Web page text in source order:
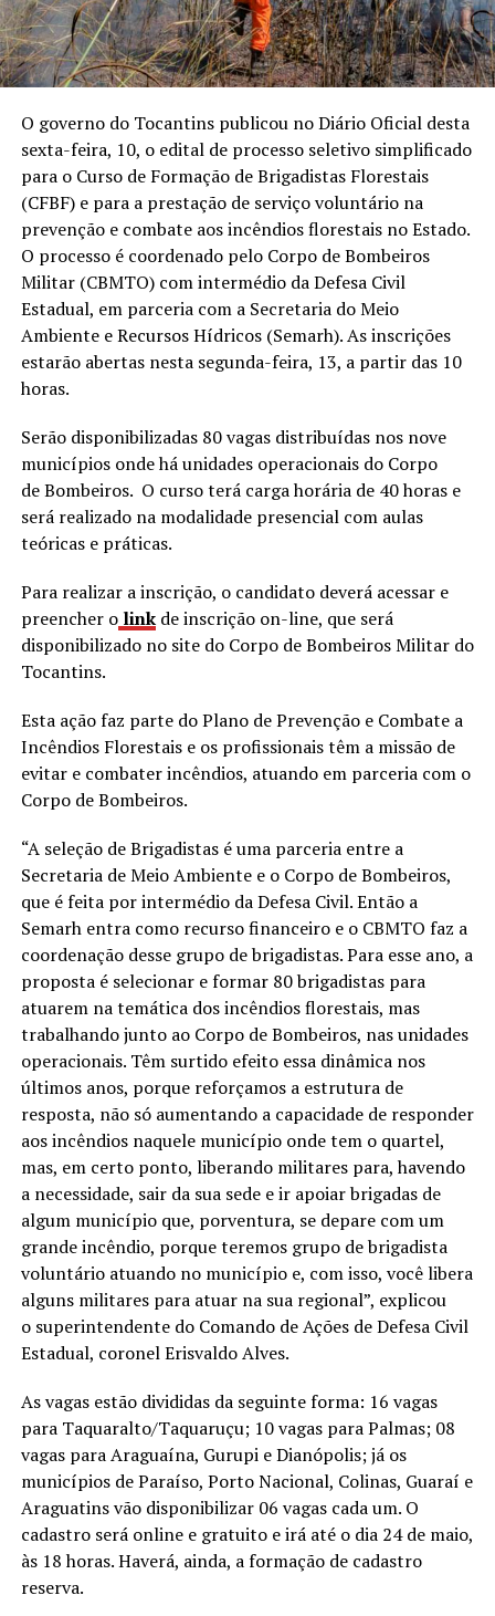
O governo do Tocantins publicou no Diário Oficial desta
sexta-feira, 10, o edital de processo seletivo simplificado
para o Curso de Formação de Brigadistas Florestais
(CFBF) e para a prestação de serviço voluntário na
prevenção e combate aos incêndios florestais no Estado.
O processo é coordenado pelo Corpo de Bombeiros
Militar (CBMTO) com intermédio da Defesa Civil
Estadual, em parceria com a Secretaria do Meio
Ambiente e Recursos Hídricos (Semarh). As inscrições
estarão abertas nesta segunda-feira, 13, a partir das 10
horas.
Serão disponibilizadas 80 vagas distribuídas nos nove
municípios onde há unidades operacionais do Corpo
de Bombeiros. O curso terá carga horária de 40 horas e
será realizado na modalidade presencial com aulas
teóricas e práticas.
Para realizar a inscrição, o candidato deverá acessar e
preencher o linkde inscrição on-line, que será
disponibilizado no site do Corpo de Bombeiros Militar do
Tocantins.
Esta ação faz parte do Plano de Prevenção e Combate a
Incêndios Florestais e os profissionais têm a missão de
evitar e combater incêndios, atuando em parceria com o
Corpo de Bombeiros.
“A seleção de Brigadistas é uma parceria entre a
Secretaria de Meio Ambiente e o Corpo de Bombeiros,
que é feita por intermédio da Defesa Civil. Então a
Semarh entra como recurso financeiro e o CBMTO faz a
coordenação desse grupo de brigadistas. Para esse ano, a
proposta é selecionar e formar 80 brigadistas para
atuarem na temática dos incêndios florestais, mas
trabalhando junto ao Corpo de Bombeiros, nas unidades
operacionais. Têm surtido efeito essa dinâmica nos
últimos anos, porque reforçamos a estrutura de
resposta, não só aumentando a capacidade de responder
aos incêndios naquele município onde tem o quartel,
mas, em certo ponto, liberando militares para, havendo
a necessidade, sair da sua sede e ir apoiar brigadas de
algum município que, porventura, se depare com um
grande incêndio, porque teremos grupo de brigadista
voluntário atuando no município e, com isso, você libera
alguns militares para atuar na sua regional”, explicou
o superintendente do Comando de Ações de Defesa Civil
Estadual, coronel Erisvaldo Alves.
As vagas estão divididas da seguinte forma: 16 vagas
para Taquaralto/Taquaruçu; 10 vagas para Palmas; 08
vagas para Araguaína, Gurupi e Dianópolis; já os
municípios de Paraíso, Porto Nacional, Colinas, Guaraí e
Araguatins vão disponibilizar 06 vagas cada um. O
cadastro será online e gratuito e irá até o dia 24 de maio,
às 18 horas. Haverá, ainda, a formação de cadastro
reserva.